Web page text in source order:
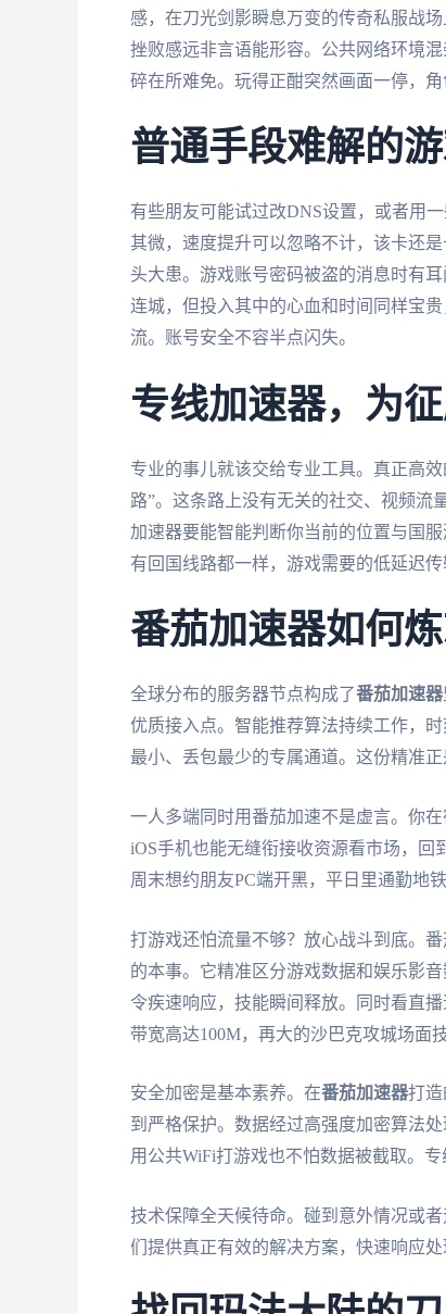
感，在刀光剑影瞬息万变的传奇私服战
挫败感远非言语能形容。公共网络环境
碎在所难免。玩得正酣突然画面一停，
普通手段难解的
有些朋友可能试过改DNS设置，或者用
其微，速度提升可以忽略不计，该卡还
头大患。游戏账号密码被盗的消息时有
连城，但投入其中的心血和时间同样宝
流。账号安全不容半点闪失。
专线加速器，为
专业的事儿就该交给专业工具。真正高
路”。这条路上没有无关的社交、视频流
加速器要能智能判断你当前的位置与国
有回国线路都一样，游戏需要的低延迟
番茄加速器如何
全球分布的服务器节点构成了番茄加速器
优质接入点。智能推荐算法持续工作，
最小、丢包最少的专属通道。这份精准正
一人多端同时用番茄加速不是虚言。你
iOS手机也能无缝衔接收资源看市场，回
周末想约朋友PC端开黑，平日里通勤地
打游戏还怕流量不够？放心战斗到底。
的本事。它精准区分游戏数据和娱乐影
令疾速响应，技能瞬间释放。同时看直
带宽高达100M，再大的沙巴克攻城场面
安全加密是基本素养。在番茄加速器打
到严格保护。数据经过高强度加密算法
用公共WiFi打游戏也不怕数据被截取。
技术保障全天候待命。碰到意外情况或者
们提供真正有效的解决方案，快速响应